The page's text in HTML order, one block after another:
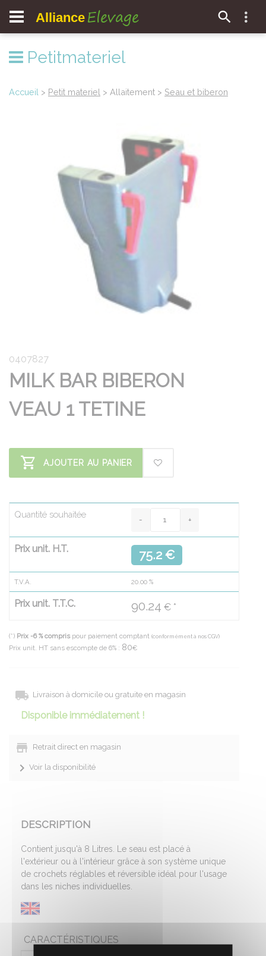
Alliance Elevage
Petitmateriel
Accueil > Petit materiel > Allaitement > Seau et biberon
0407827
MILK BAR BIBERON
VEAU 1 TETINE
AJOUTER AU PANIER
Quantité souhaitée
Prix unit. H.T. 75.2 €
T.V.A. 20.00 %
Prix unit. T.T.C. 90.24 € *
(*) Prix -6 % compris pour paiement comptant (conformément à nos CGV)
Prix unit. HT sans escompte de 6% : 80€
Livraison à domicile ou gratuite en magasin
Disponible immédiatement !
Retrait direct en magasin
Voir la disponibilité
DESCRIPTION
Contient jusqu'à 8 Litres. Le seau est placé à
l'extérieur ou à l'intérieur grâce à son système unique
de crochets réglables et réversible idéal pour l'usage
dans les niches individuelles.
CARACTÉRISTIQUES